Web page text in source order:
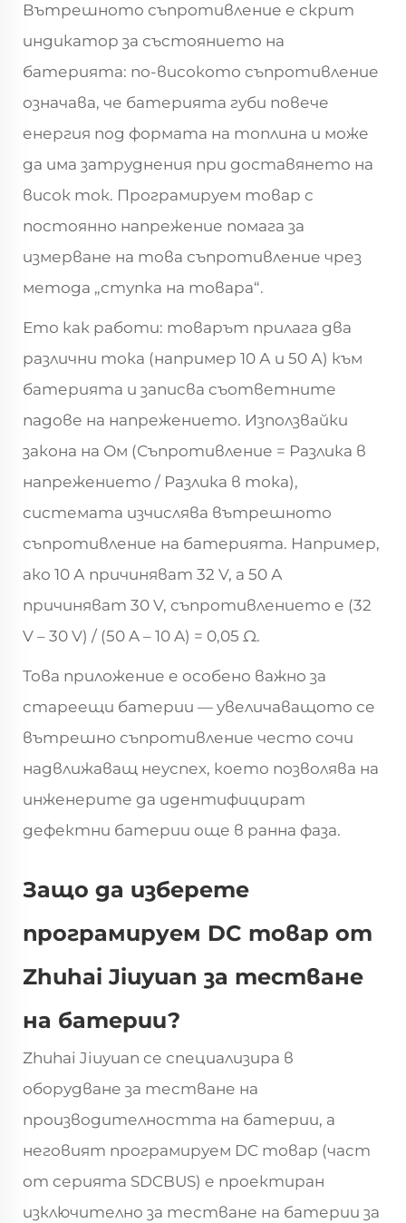
Вътрешното съпротивление е скрит
индикатор за състоянието на
батерията: по-високото съпротивление
означава, че батерията губи повече
енергия под формата на топлина и може
да има затруднения при доставянето на
висок ток. Програмируем товар с
постоянно напрежение помага за
измерване на това съпротивление чрез
метода „ступка на товара“.
Ето как работи: товарът прилага два
различни тока (например 10 А и 50 А) към
батерията и записва съответните
падове на напрежението. Използвайки
закона на Ом (Съпротивление = Разлика в
напрежението / Разлика в тока),
системата изчислява вътрешното
съпротивление на батерията. Например,
ако 10 А причиняват 32 V, а 50 А
причиняват 30 V, съпротивлението е (32
V – 30 V) / (50 A – 10 A) = 0,05 Ω.
Това приложение е особено важно за
стареещи батерии — увеличаващото се
вътрешно съпротивление често сочи
надвлижаващ неуспех, което позволява на
инженерите да идентифицират
дефектни батерии още в ранна фаза.
Защо да изберете
програмируем DC товар от
Zhuhai Jiuyuan за тестване
на батерии?
Zhuhai Jiuyuan се специализира в
оборудване за тестване на
производителността на батерии, а
неговият програмируем DC товар (част
от серията SDCBUS) е проектиран
изключително за тестване на батерии за